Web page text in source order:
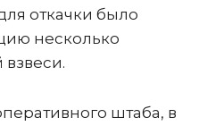
откачки было
несколько
взвеси.
штаба, в